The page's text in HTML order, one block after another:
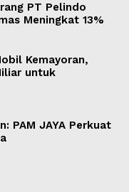
PT Pelindo
Meningkat 13%
Kemayoran,
untuk
PAM JAYA Perkuat